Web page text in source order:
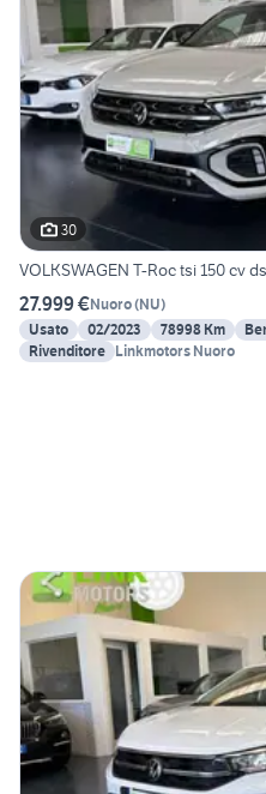
30
VOLKSWAGEN T-Roc tsi 150 cv
27.999 €Nuoro(NU)
Usato
02/2023 78998 Km
Rivenditore Linkmotors Nuoro